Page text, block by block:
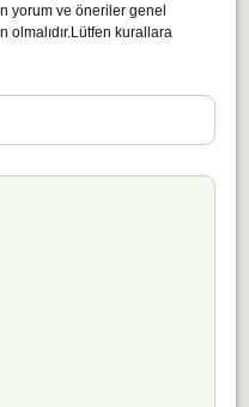
yorum ve öneriler genel
olmalıdır.Lütfen kurallara